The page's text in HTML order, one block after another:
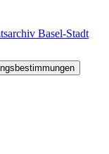
Basel-Stadt